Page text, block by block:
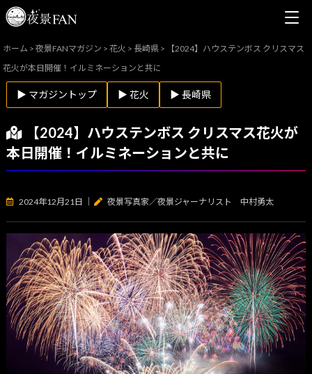
ホーム >夜景FANマガジン >花火 > 長崎県 >
【2024】ハウステンボス クリスマス
花火が本日開催！イルミネーションと共に
▶ マガジントップ ▶ 花火 ▶ 長崎県
【2024】ハウステンボス クリスマス花火が
本日開催！イルミネーションと共に
2024年12月21日 夜景写真家／夜景ジャーナリスト 中村勇太